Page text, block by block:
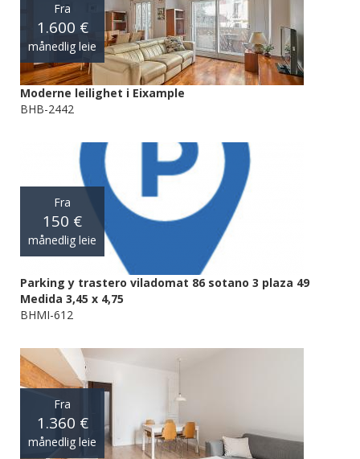
Fra
1.600 €
månedlig leie
Moderne leilighet i Eixample
BHB-2442
Fra
150 €
månedlig leie
Parking y trastero viladomat 86 sotano 3 plaza 49
Medida 3,45 x 4,75
BHMI-612
Fra
1.360 €
månedlig leie